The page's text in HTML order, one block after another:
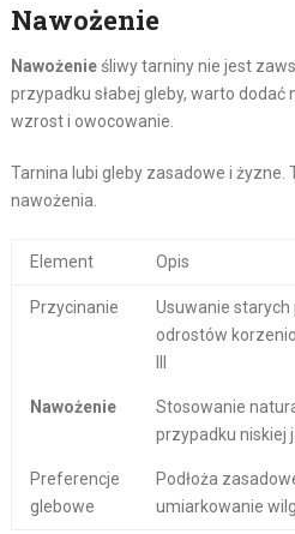
Nawożenie
Nawożenieśliwy tarniny nie jest
przypadku słabej gleby, warto
wzrost i owocowanie.
Tarnina lubi gleby zasadowe i żyzne.
nawożenia.
Element Opis
Przycinanie
Usuwanie
odrostów
Nawożenie
Stosowanie
przypadku niskiej
Preferencje
glebowe
Podłoża
umiarkowanie